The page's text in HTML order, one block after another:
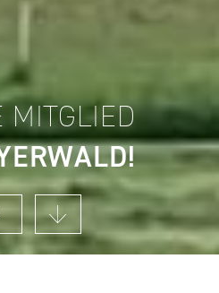
MITGLIED